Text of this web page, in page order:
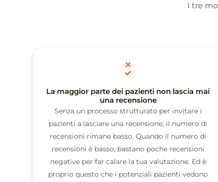
I tre
La maggior parte dei pazienti non lascia mai
una recensione
Senza un processo strutturato per invitare i
pazienti a lasciare una recensione, il numero di
recensioni rimane basso. Quando il numero di
recensioni è basso, bastano poche recensioni
negative per far calare la tua valutazione. Ed è
proprio questo che i potenziali pazienti vedono